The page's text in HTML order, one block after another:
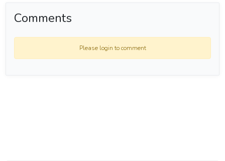
#islamic #Coverlagu #MusikIndonesia #Cover #wedding
#pernikahan
Comments
Please login to comment